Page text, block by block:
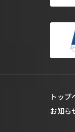
トップ
お知ら